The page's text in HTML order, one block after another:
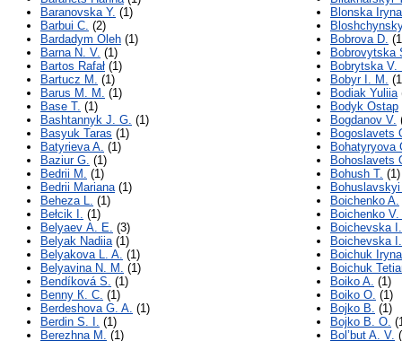
Baranovska Y. (1)
Barbui C. (2)
Bardadym Oleh (1)
Barna N. V. (1)
Bartos Rafał (1)
Bartucz M. (1)
Barus M. M. (1)
Base T. (1)
Bashtannyk J. G. (1)
Basyuk Taras (1)
Batyrieva A. (1)
Baziur G. (1)
Bedrii M. (1)
Bedrii Mariana(1)
Beheza L. (1)
Bełcik I. (1)
Belyaev А. Е. (3)
Belyak Nadiia(1)
Belyakova L. A. (1)
Belyavina N. M. (1)
Bendíková S. (1)
Benny К. С. (1)
Berdeshova G. A. (1)
Berdin S. I. (1)
Berezhna M. (1)
Blonska Iryna
Bobrova D.
Bobrovytska
Bobrytska V.
Bobyr I. M.
Bodiak Yuliia
Bodyk Ostap
Bogdanov V.
Bogoslavets
Bohatyryova
Bohoslavets
Bohush T. (1)
Boichenko A.
Boichenko V.
Boichevska І.
Boichevska
Boichuk Iryna
Boichuk
Boiko A. (1)
Boiko O. (1)
Bojko B. (1)
Bojko B. O.
Bol’but A. V.